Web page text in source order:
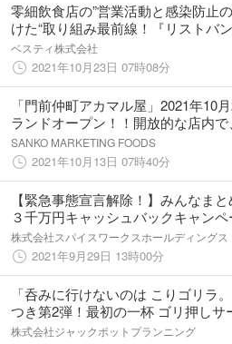
零細飲食店の”営業活動と感染防止
けた“取り組み最前線！『リストバ
け』で接種状況を把握
ベスティ株式会社
2021年10月23日 07時08分
「門前仲町アカマル屋」2021年10
ランドオープン！！開放的な店内
フと希少部位串の幻コラボ♪
SANKO MARKETING FOODS
2021年10月13日 07時40分
【緊急事態宣言解除！】みんなま
３千万円キャッシュバックキャン
地！スパイスワークスは選択の自由
ます！
株式会社スパイスワークスホールディングス
2021年9月29日 13時00分
「呑みに行けないのは こりゴリラ
つき第2弾！最初の一杯 ゴリ押しサ
酒の提供自粛解除後、最初の一杯「
株式会社ジャックポットプランニング